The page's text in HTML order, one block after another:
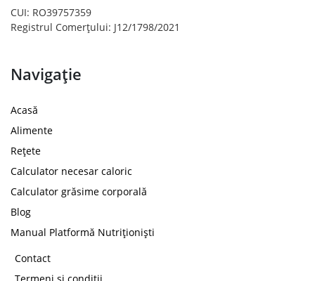
CUI: RO39757359
Registrul Comerțului: J12/1798/2021
Navigație
Acasă
Alimente
Rețete
Calculator necesar caloric
Calculator grăsime corporală
Blog
Manual Platformă Nutriționiști
Contact